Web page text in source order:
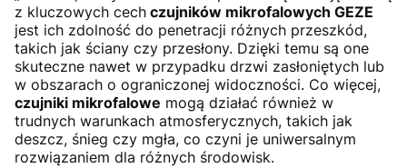
z kluczowych cech czujników mikrofalowych GEZE
jest ich zdolność do penetracji różnych przeszkód,
takich jak ściany czy przesłony. Dzięki temu są one
skuteczne nawet w przypadku drzwi zasłoniętych lub
w obszarach o ograniczonej widoczności. Co więcej,
czujniki mikrofalowe mogą działać również w
trudnych warunkach atmosferycznych, takich jak
deszcz, śnieg czy mgła, co czyni je uniwersalnym
rozwiązaniem dla różnych środowisk.